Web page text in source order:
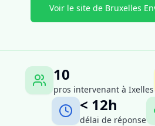
Voir le site de Bruxelles
10
pros intervenant à Ixelles
< 12h
délai de réponse